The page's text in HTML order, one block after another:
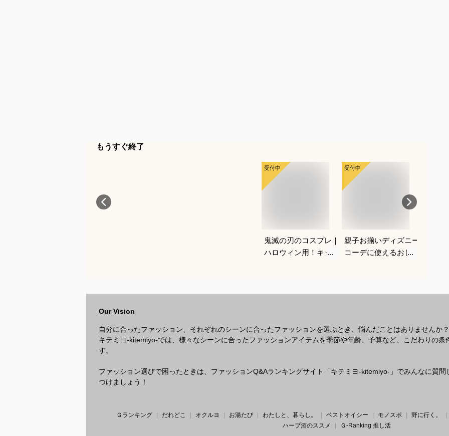
もうすぐ終了
受付中
鬼滅の刃のコスプレ｜
ハロウィン用！キッズ
受付中
親子お揃いディズニー
コーデに使えるおしゃ
Our Vision
自分に合ったファッション、それぞれのシーンに合ったファッションを選ぶとき、悩んだことはありませんか？
キテミヨ-kitemiyo-では、様々なシーンに合ったファッションアイテムを季節や年齢、予算など、こだわりの条
す。
ファッション選びで困ったときは、ファッションQ&Aランキングサイト「キテミヨ-kitemiyo-」でみんなに質
つけましょう！
Ｇランキング だれどこ オクルヨ お湯たび わたしと、暮らし。 ベストオイシー モノスポ 野に行く。
ハーブ酒のススメ
Ｇ-Ranking 推し活